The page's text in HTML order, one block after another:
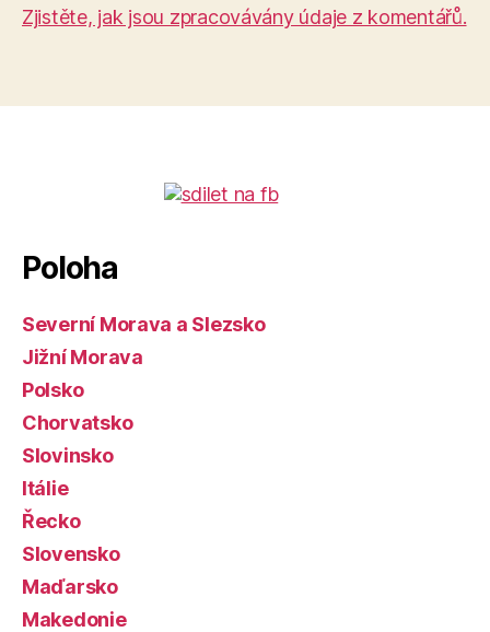
Zjistěte, jak jsou zpracovávány údaje z komentářů.
Poloha
Severní Morava a Slezsko
Jižní Morava
Polsko
Chorvatsko
Slovinsko
Itálie
Řecko
Slovensko
Maďarsko
Makedonie